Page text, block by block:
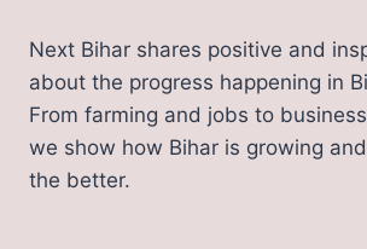
Next Bihar shares positive and
about the progress happening in
From farming and jobs to
we show how Bihar is growing
the better.